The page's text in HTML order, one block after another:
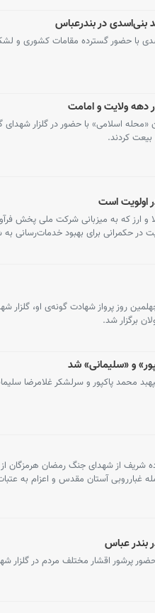
بنی‌اسدی در بندرعباس
با حضور گسترده مقامات کشوری و
دهه ولایت و امامت
«محله اسلامی» با حضور در گلزار
بیعت کردند.
است
و ارز که به میزبانی شرکت ملی پخش
حکمرانی برای بهبود خدمات‌رسانی به
روز پرواز شهادت گونه‌ی او، گلزار
برگزار شد.
و «سلیمانی» شد
محمد پاکپور و سرلشکر غلامرضا
رضوی طی سه مرحله میزبان بیش از ۱۰۰ خانواده شریف از
غبارروبی آستان مقدس و اعزام به
بندر عباس
پرشور اقشار مختلف مردم در گلزار